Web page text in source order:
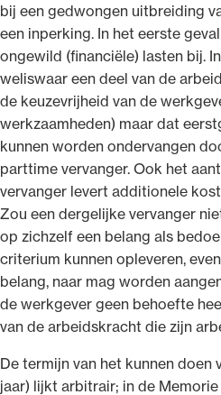
bij een gedwongen uitbreiding
een inperking. In het eerste
ongewild (financiële) lasten bij.
weliswaar een deel van de
de keuzevrijheid van de
werkzaamheden) maar dat
kunnen worden ondervangen
parttime vervanger. Ook het
vervanger levert additionele
Zou een dergelijke vervanger
op zichzelf een belang als
criterium kunnen opleveren,
belang, naar mag worden
de werkgever geen behoefte
van de arbeidskracht die zijn
De termijn van het kunnen doen
jaar) lijkt arbitrair; in de